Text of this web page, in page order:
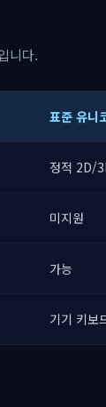
니다.
표준 유니
정적 2D/
미지원
가능
기기 키보